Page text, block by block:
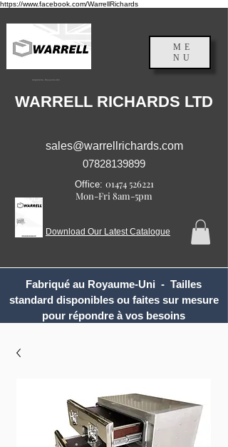
https://www.facebook.com/WarrellRichards
Angleterre, Royaume-Uni
ME
NU
WARRELL RICHARDS LTD
sales@warrellrichards.com
07828139899
Office: 01474 526221
Mon-Fri 8am-5pm
Download Our Latest Catalogue
Fabriqué au Royaume-Uni - Tailles
standard disponibles ou faites sur mesure
pour répondre à vos besoins